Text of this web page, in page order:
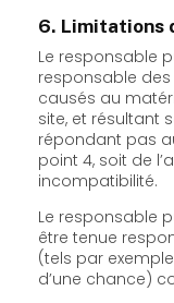
6. Limitations
Le responsable
responsable
causés au
site, et résultant
répondant pas
point 4, soit de
incompatibilité.
Le responsable
être tenue
(tels par exemple qu’une perte de marché ou perte
d’une chance)